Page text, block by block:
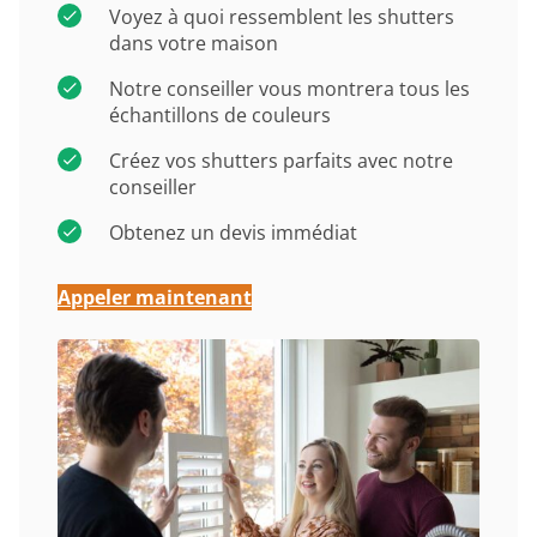
Voyez à quoi ressemblent les shutters
dans votre maison
Notre conseiller vous montrera tous les
échantillons de couleurs
Créez vos shutters parfaits avec notre
conseiller
Obtenez un devis immédiat
Appeler maintenant